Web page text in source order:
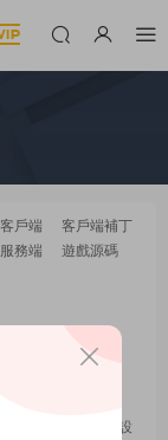
客戶端
客戶端補丁
務端
遊戲源碼
手工架設